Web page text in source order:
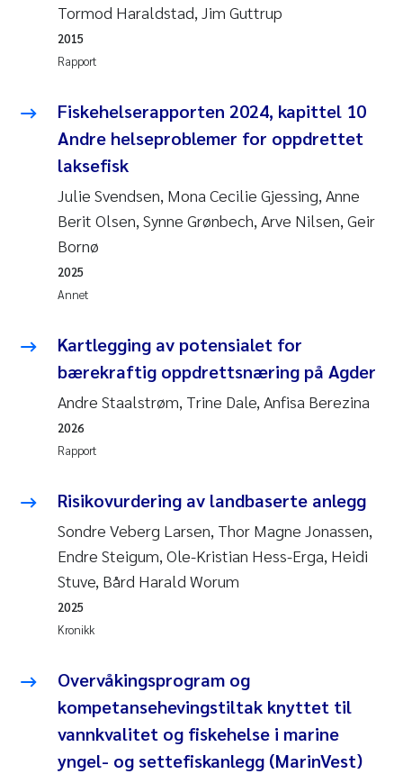
Hans Nicolai Adam
Mari Moren
Helene Frigstad
Paula Brighytte Ocampo Ramon
Liv Bente Skancke
Maeve McGovern
Erling Aarhus Bratsberg
Heleen de Wit
Richard Garth James Bellerby
Bjørnar Andre Beylich
Ashenafi Seifu Gragne
Ana Margarida Pinto Costa
Espen Lund
Tormod Haraldstad, Jim Guttrup
Rapport
2015
Fiskehelserapporten 2024, kapittel 10
Andre helseproblemer for oppdrettet
laksefisk
Julie Svendsen, Mona Cecilie Gjessing, Anne
Berit Olsen, Synne Grønbech, Arve Nilsen, Geir
Bornø
Annet
2025
Kartlegging av potensialet for
bærekraftig oppdrettsnæring på Agder
Andre Staalstrøm, Trine Dale, Anfisa Berezina
Rapport
2026
Risikovurdering av landbaserte anlegg
Sondre Veberg Larsen, Thor Magne Jonassen,
Endre Steigum, Ole-Kristian Hess-Erga, Heidi
Stuve, Bård Harald Worum
Kronikk
2025
Overvåkingsprogram og
kompetansehevingstiltak knyttet til
vannkvalitet og fiskehelse i marine
yngel- og settefiskanlegg (MarinVest)